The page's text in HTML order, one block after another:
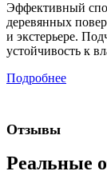
Эффективный
деревянных
и экстерьере.
устойчивость к
Подробнее
Отзывы
Реальные